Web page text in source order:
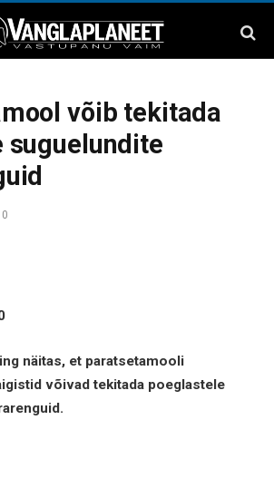
võib tekitada
suguelundite
näitas, et paratsetamooli
võivad tekitada poeglastele